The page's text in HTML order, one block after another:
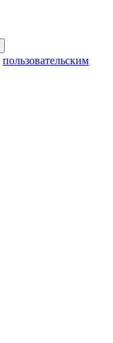
пользовательским